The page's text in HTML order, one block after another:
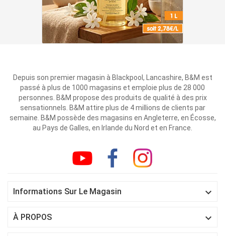
Depuis son premier magasin à Blackpool, Lancashire, B&M est
passé à plus de 1000 magasins et emploie plus de 28 000
personnes. B&M propose des produits de qualité à des prix
sensationnels. B&M attire plus de 4 millions de clients par
semaine. B&M possède des magasins en Angleterre, en Écosse,
au Pays de Galles, en Irlande du Nord et en France.
Informations Sur Le Magasin 
À PROPOS 